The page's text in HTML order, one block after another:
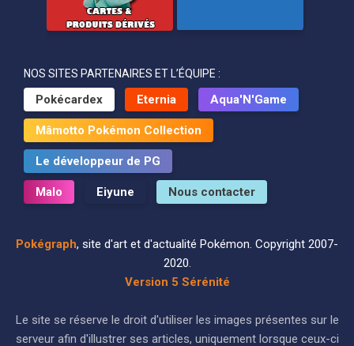
NOS SITES PARTENAIRES ET L’ÉQUIPE :
Pokécardex Eternia Aqua'N'Game
Mâmotto Pokémon Collection
Le développeur de PG
Malo Eiyune Nous contacter
Pokégraph, site d'art et d'actualité Pokémon. Copyright 2007-
2020.
Version 5 Sérénité
Le site se réserve le droit d'utiliser les images présentes sur le
serveur afin d'illustrer ses articles, uniquement lorsque ceux-ci